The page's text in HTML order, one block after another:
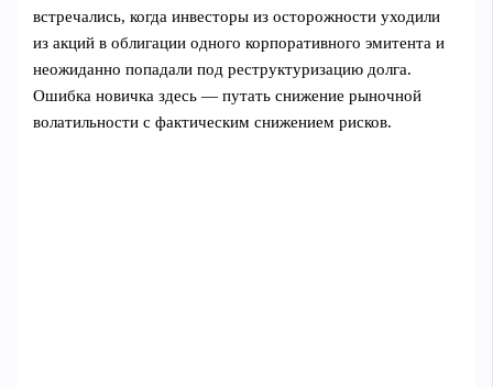
встречались, когда инвесторы из осторожности уходили
из акций в облигации одного корпоративного эмитента и
неожиданно попадали под реструктуризацию долга.
Ошибка новичка здесь — путать снижение рыночной
волатильности с фактическим снижением рисков.